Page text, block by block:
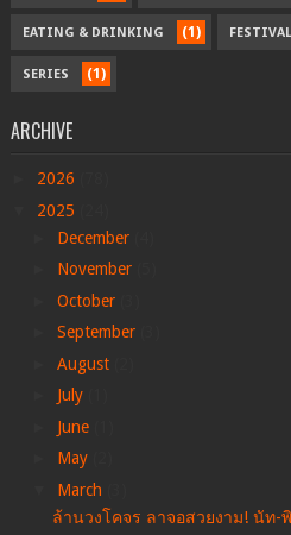
EATING & DRINKING (1) FESTIVAL
SERIES (1)
ARCHIVE
2026
2025
December
November
October
September
August
July
June
May
March
ล้านวงโคจร ลาจอสวยงาม! นัท